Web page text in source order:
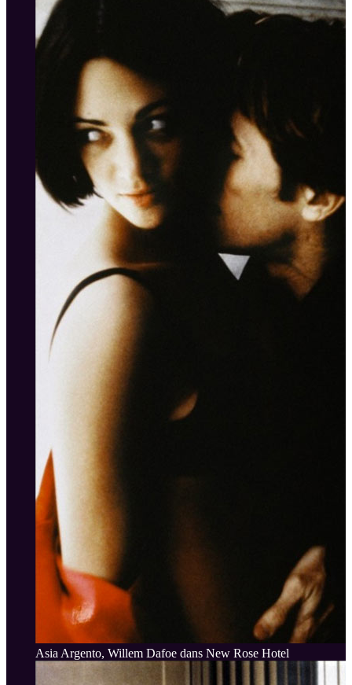
Asia Argento, Willem Dafoe dans New Rose Hotel